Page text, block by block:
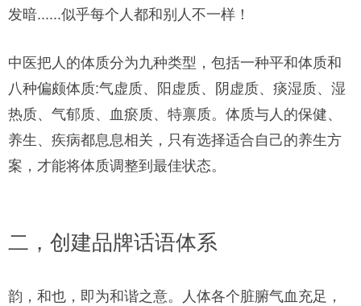
发暗......似乎每个人都和别人不一样！
中医把人的体质分为九种类型，包括一种平和体质和
八种偏颇体质:气虚质、阳虚质、阴虚质、痰湿质、湿
热质、气郁质、血瘀质、特禀质。体质与人的保健、
养生、疾病都息息相关，只有选择适合自己的养生方
案，才能将体质调整到最佳状态。
二，创建品牌话语体系
韵，和也，即为和谐之意。人体各个脏腑气血充足，